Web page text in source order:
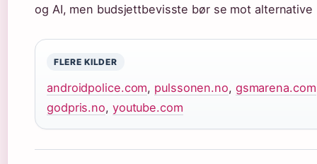
og AI, men budsjettbevisste bør se mot alternative
FLERE KILDER
androidpolice.com, pulssonen.no, gsmarena.com
godpris.no, youtube.com